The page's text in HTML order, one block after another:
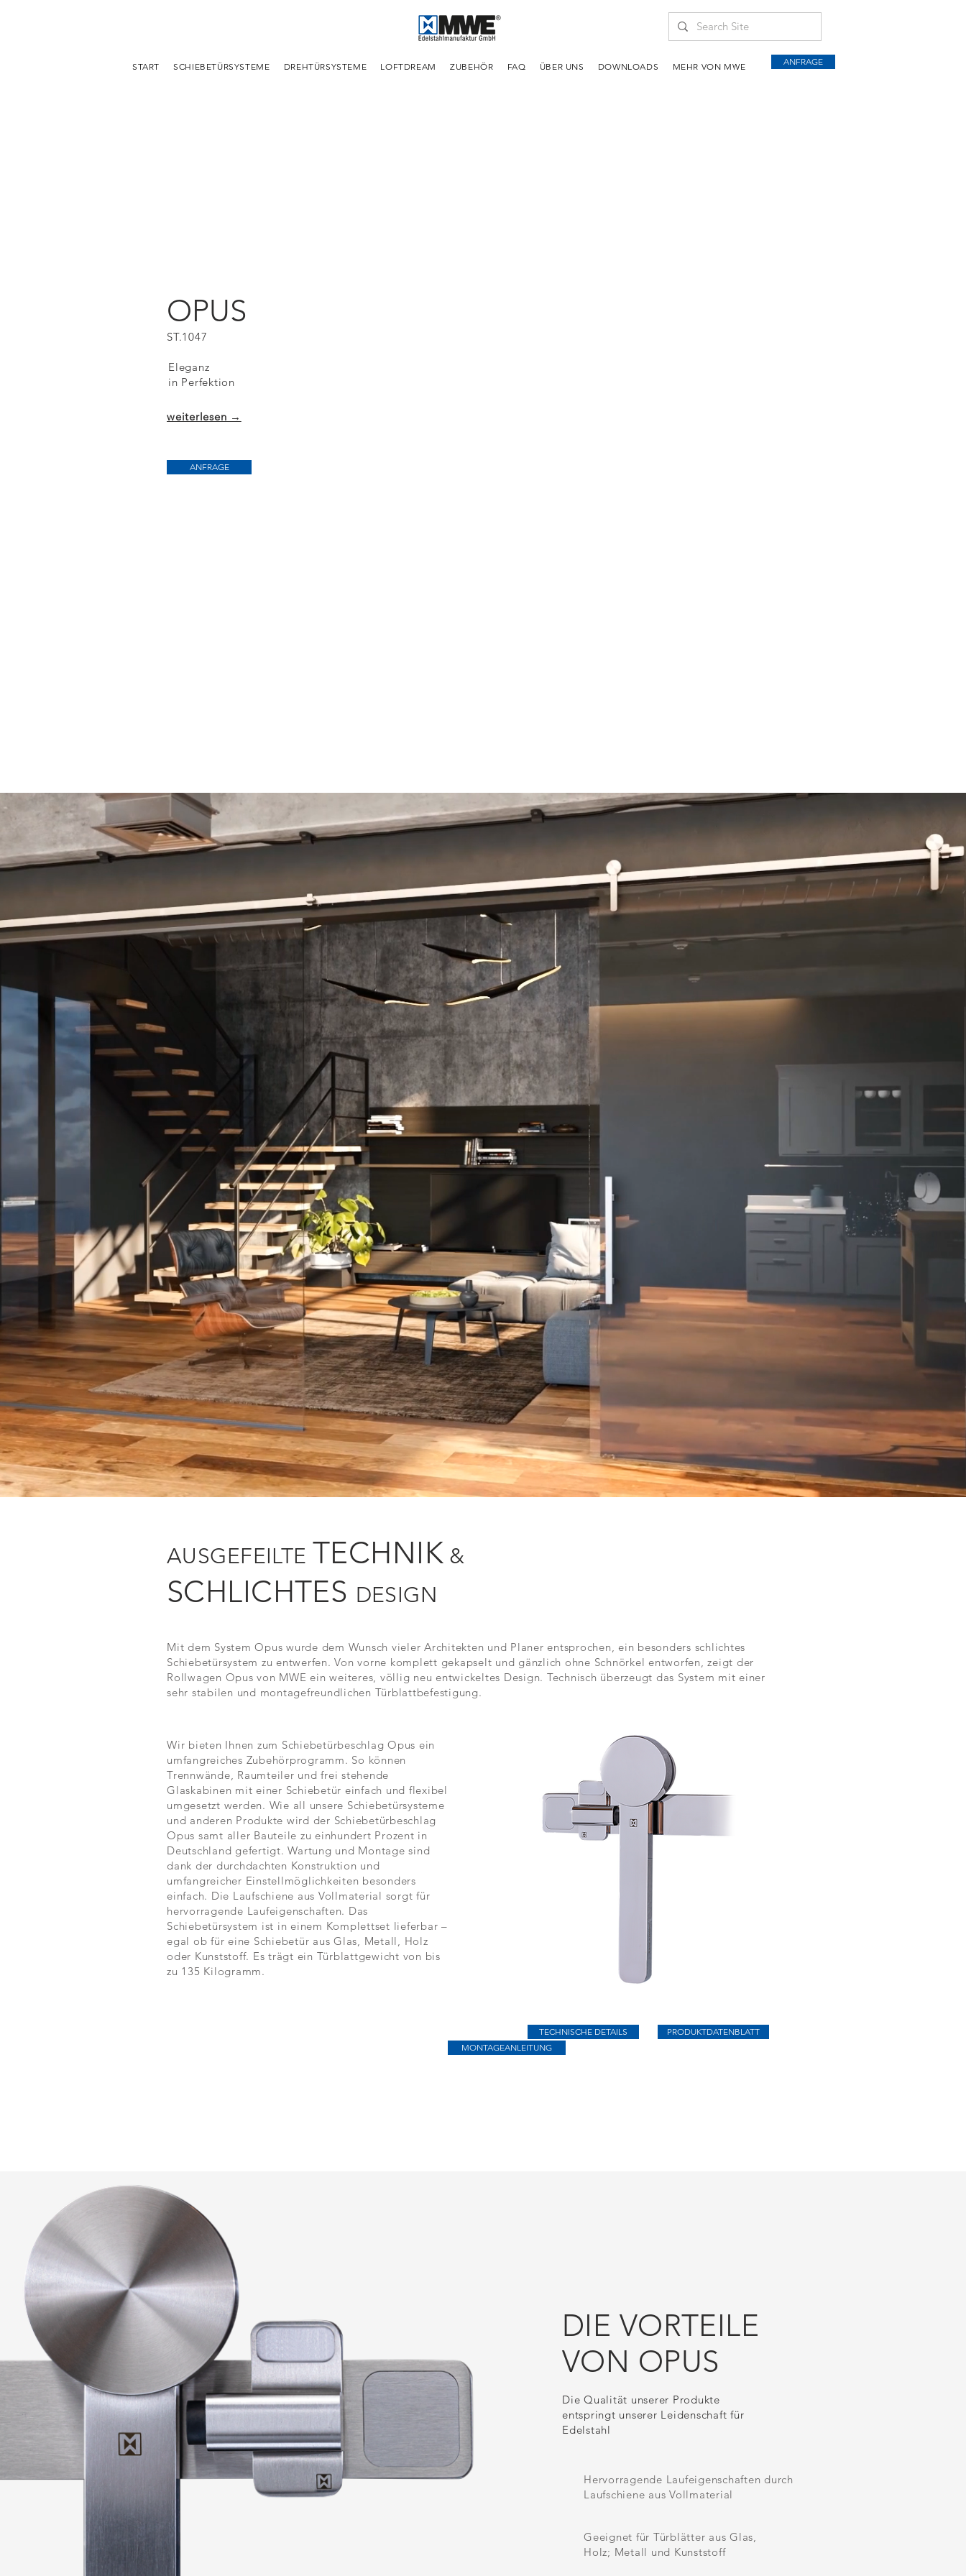
START SCHIEBETÜRSYSTEME DREHTÜRSYSTEME LOFTDREAM ZUBEHÖR FAQ ÜBER UNS DOWNLOADS MEHR VON MWE ANFRAGE
weiterlesen →
ANFRAGE
OPUS
ST.1047
Eleganz
in Perfektion
AUSGEFEILTE TECHNIK &
SCHLICHTES DESIGN
Mit dem System Opus wurde dem Wunsch vieler Architekten und Planer entsprochen, ein besonders schlichtes
Schiebetürsystem zu entwerfen. Von vorne komplett gekapselt und gänzlich ohne Schnörkel entworfen, zeigt der
Rollwagen Opus von MWE ein weiteres, völlig neu entwickeltes Design. Technisch überzeugt das System mit einer
sehr stabilen und montagefreundlichen Türblattbefestigung.
Wir bieten Ihnen zum Schiebetürbeschlag Opus ein
umfangreiches Zubehörprogramm. So können
Trennwände, Raumteiler und frei stehende
Glaskabinen mit einer Schiebetür einfach und flexibel
umgesetzt werden. Wie all unsere Schiebetürsysteme
und anderen Produkte wird der Schiebetürbeschlag
Opus samt aller Bauteile zu einhundert Prozent in
Deutschland gefertigt. Wartung und Montage sind
dank der durchdachten Konstruktion und
umfangreicher Einstellmöglichkeiten besonders
einfach. Die Laufschiene aus Vollmaterial sorgt für
hervorragende Laufeigenschaften. Das
Schiebetürsystem ist in einem Komplettset lieferbar –
egal ob für eine Schiebetür aus Glas, Metall, Holz
oder Kunststoff. Es trägt ein Türblattgewicht von bis
zu 135 Kilogramm.
MONTAGEANLEITUNG
TECHNISCHE DETAILS PRODUKTDATENBLATT
DIE VORTEILE
VON OPUS
Die Qualität unserer Produkte
entspringt unserer Leidenschaft für
Edelstahl
Hervorragende Laufeigenschaften durch
Laufschiene aus Vollmaterial
Geeignet für Türblätter aus Glas,
Holz; Metall und Kunststoff